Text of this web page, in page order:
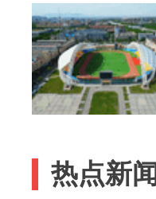
热点新闻